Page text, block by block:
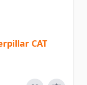
CAT